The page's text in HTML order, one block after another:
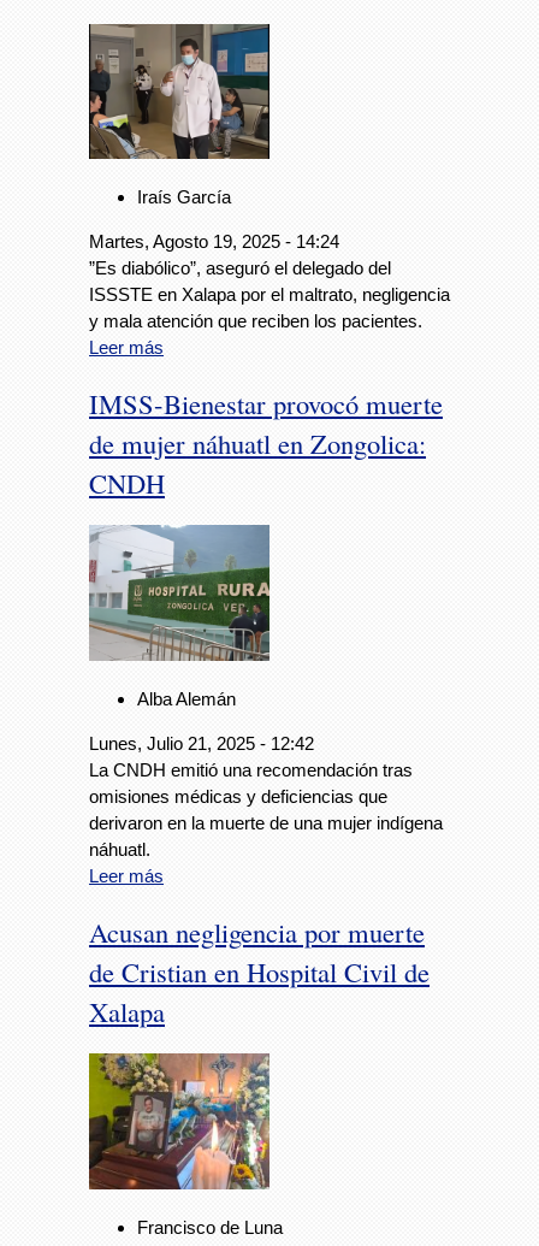
Iraís García
Martes, Agosto 19, 2025 - 14:24
”Es diabólico”, aseguró el delegado del
ISSSTE en Xalapa por el maltrato, negligencia
y mala atención que reciben los pacientes.
Leer más
IMSS-Bienestar provocó muerte
de mujer náhuatl en Zongolica:
CNDH
Alba Alemán
Lunes, Julio 21, 2025 - 12:42
La CNDH emitió una recomendación tras
omisiones médicas y deficiencias que
derivaron en la muerte de una mujer indígena
náhuatl.
Leer más
Acusan negligencia por muerte
de Cristian en Hospital Civil de
Xalapa
Francisco de Luna